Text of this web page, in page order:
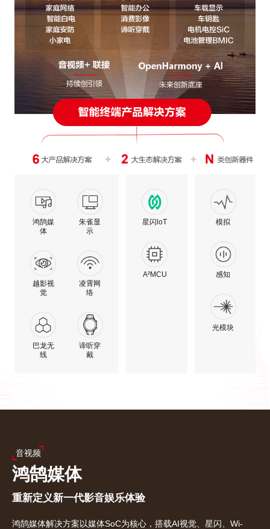
鸿鹄媒
体
朱雀显
示
越影视
觉
凌霄网
络
巴龙无
线
谛听穿
戴
星闪loT
A²MCU
模拟
感知
光模块
音视频
鸿鹄媒体
重新定义新一代影音娱乐体验
鸿鹄媒体解决方案以媒体SoC为核心，搭载AI视觉、星闪、Wi-